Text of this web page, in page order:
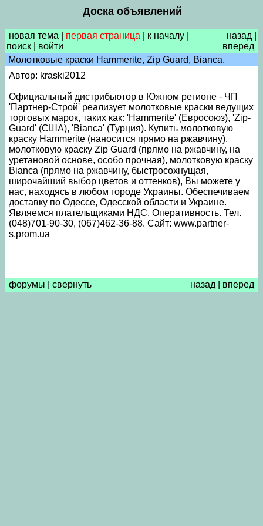
Доска объявлений
новая тема первая страница к началу
поиск
войти
назад
вперед
Молотковые краски Hammerite, Zip Guard, Bianca.
Автор: kraski2012
Официальный дистрибьютор в Южном регионе - ЧП
'Партнер-Строй' реализует молотковые краски ведущих
торговых марок, таких как: 'Hammerite' (Евросоюз), 'Zip-
Guard' (США), 'Bianca' (Турция). Купить молотковую
краску Hammerite (наносится прямо на ржавчину),
молотковую краску Zip Guard (прямо на ржавчину, на
уретановой основе, особо прочная), молотковую краску
Bianca (прямо на ржавчину, быстросохнущая,
широчайший выбор цветов и оттенков), Вы можете у
нас, находясь в любом городе Украины. Обеспечиваем
доставку по Одессе, Одесской области и Украине.
Являемся плательщиками НДС. Оперативность. Тел.
(048)701-90-30, (067)462-36-88. Сайт: www.partner-
s.prom.ua
форумы свернуть назад вперед